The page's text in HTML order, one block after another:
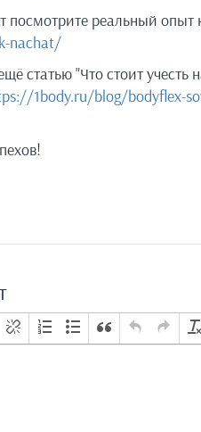
посмотрите реальный опыт
nachat/
статью "Что стоит учесть
1body.ru/blog/bodyflex-